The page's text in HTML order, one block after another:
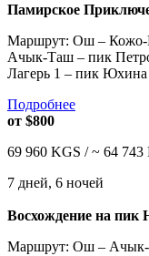
Памирское
Маршрут: Ош – Кожо-
Ачык-Таш – пик
Лагерь 1 – пик
Подробнее
от $800
69 960 KGS /~ 64 743
7 дней, 6 ночей
Восхождение на пик
Маршрут: Ош – Ачык-